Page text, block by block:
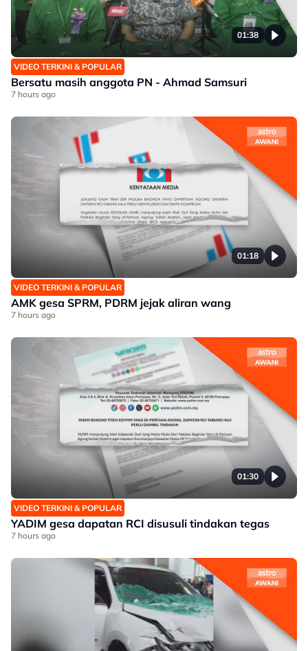
01:38
VIDEO TERKINI & POPULAR
Bersatu masih anggota PN - Ahmad Samsuri
7 hours ago
01:18
VIDEO TERKINI & POPULAR
AMK gesa SPRM, PDRM jejak aliran wang
7 hours ago
01:30
VIDEO TERKINI & POPULAR
YADIM gesa dapatan RCI disusuli tindakan tegas
7 hours ago